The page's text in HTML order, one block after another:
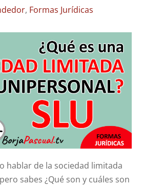
, Formas Jurídicas
hablar de la sociedad limitada
sabes ¿Qué son y cuáles son